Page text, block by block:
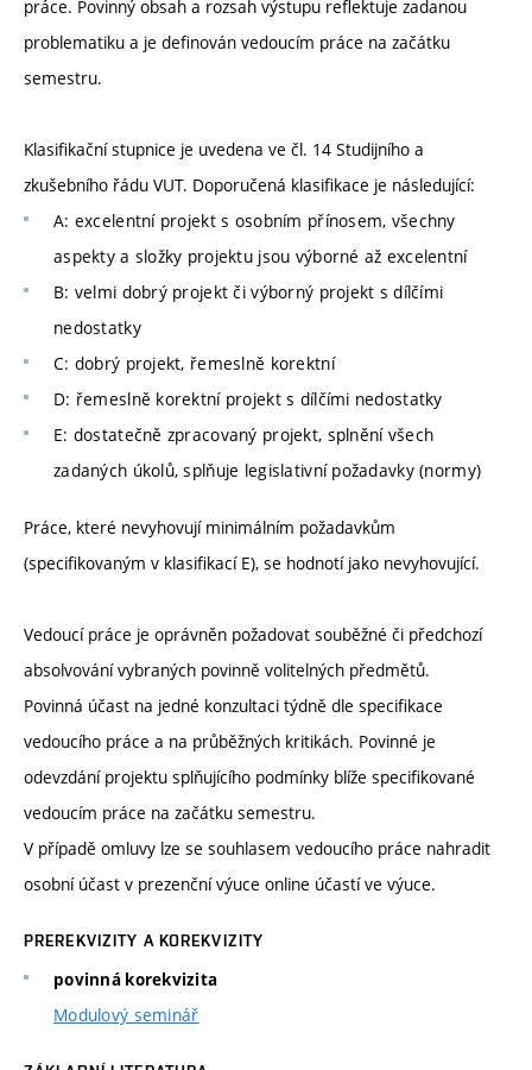
práce. Povinný obsah a rozsah výstupu reflektuje zadanou
problematiku a je definován vedoucím práce na začátku
semestru.
Klasifikační stupnice je uvedena ve čl. 14 Studijního a
zkušebního řádu VUT. Doporučená klasifikace je následující:
A: excelentní projekt s osobním přínosem, všechny
aspekty a složky projektu jsou výborné až excelentní
B: velmi dobrý projekt či výborný projekt s dílčími
nedostatky
C: dobrý projekt, řemeslně korektní
D: řemeslně korektní projekt s dílčími nedostatky
E: dostatečně zpracovaný projekt, splnění všech
zadaných úkolů, splňuje legislativní požadavky (normy)
Práce, které nevyhovují minimálním požadavkům
(specifikovaným v klasifikací E), se hodnotí jako nevyhovující.
Vedoucí práce je oprávněn požadovat souběžné či předchozí
absolvování vybraných povinně volitelných předmětů.
Povinná účast na jedné konzultaci týdně dle specifikace
vedoucího práce a na průběžných kritikách. Povinné je
odevzdání projektu splňujícího podmínky blíže specifikované
vedoucím práce na začátku semestru.
V případě omluvy lze se souhlasem vedoucího práce nahradit
osobní účast v prezenční výuce online účastí ve výuce.
PREREKVIZITY A KOREKVIZITY
povinná korekvizita
Modulový seminář